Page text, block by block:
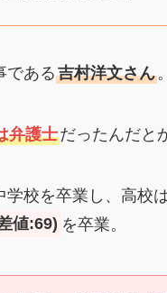
である吉村洋文さん。
弁護士だったんだと
学校を卒業し、高校
値:69) を卒業。